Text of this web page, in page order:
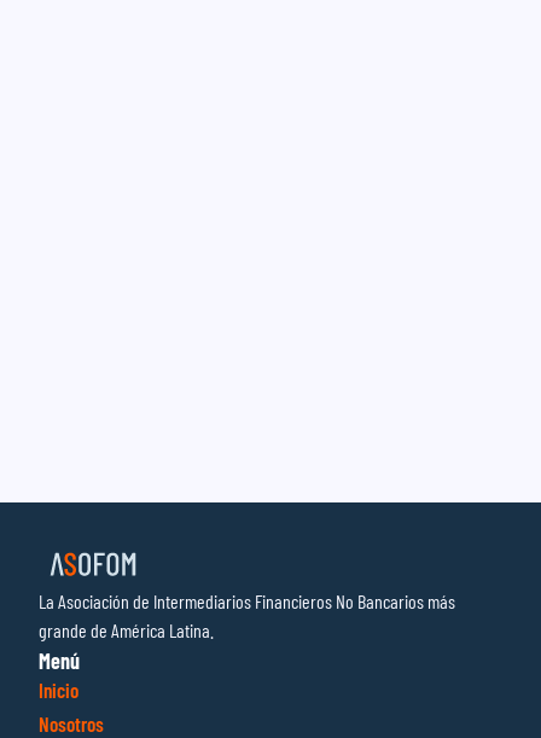
La Asociación de Intermediarios Financieros No Bancarios más
grande de América Latina.
Menú
Inicio
Nosotros